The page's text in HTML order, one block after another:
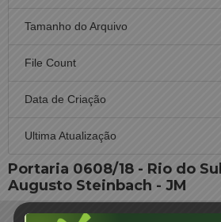
Tamanho do Arquivo
File Count
Data de Criação
Ultima Atualização
Portaria 0608/18 - Rio do
Augusto Steinbach - JM